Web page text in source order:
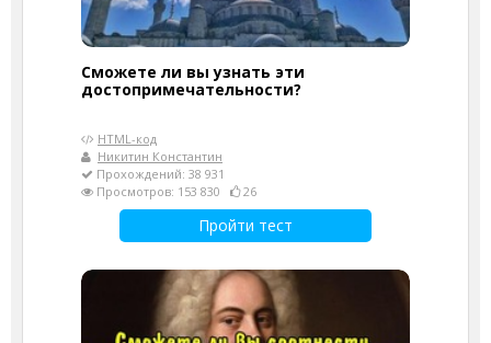
Сможете ли вы узнать эти
достопримечательности?
HTML-код
Никитин Константин
Прохождений: 38 931
Просмотров: 153 830
26
Пройти тест